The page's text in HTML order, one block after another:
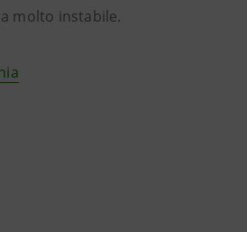
molto instabile.